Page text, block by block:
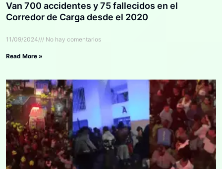
Van 700 accidentes y 75 fallecidos en el
Corredor de Carga desde el 2020
11/09/2024 No hay comentarios
Read More »